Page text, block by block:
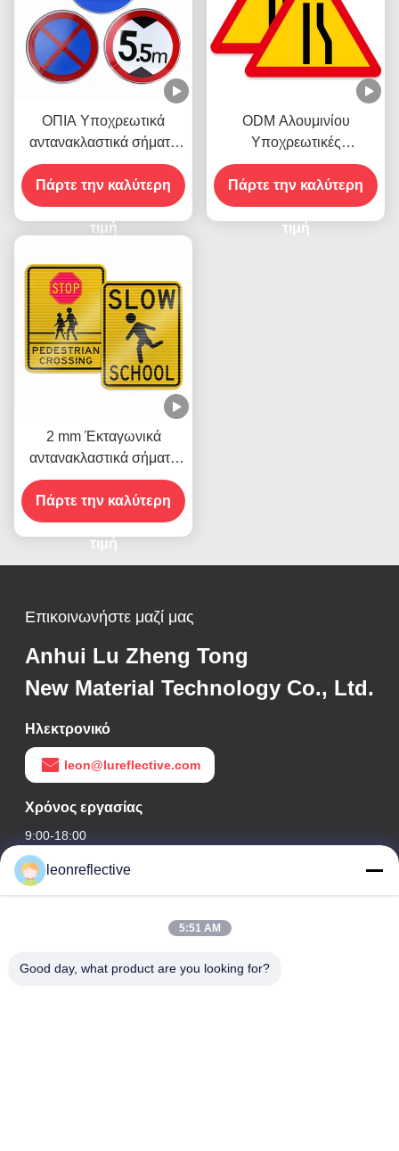
ΟΠΙΑ Υποχρεωτικά
αντανακλαστικά σήματα
οδικής κυκλοφορίας
Πάρτε την καλύτερη
τιμή
ODM Αλουμινίου
Υποχρεωτικές
κανονιστικές οδικές
πινακίδες για εκτυπωτές
οχημάτων
Πάρτε την καλύτερη
τιμή
2 mm Έκταγωνικά
αντανακλαστικά σήματα
οδικής κυκλοφορίας
Πάρτε την καλύτερη
τιμή
Επικοινωνήστε μαζί μας
Anhui Lu Zheng Tong
New Material Technology Co., Ltd.
Ηλεκτρονικό
leon@lureflective.com
Χρόνος εργασίας
9:00-18:00
Η διεύθυνσή μας
2ος όροφος, κτίριο D2, Πάρκο Επιστήμης και Τεχνολογίας
leonreflective
5:51 AM
Good day, what product are you looking for?